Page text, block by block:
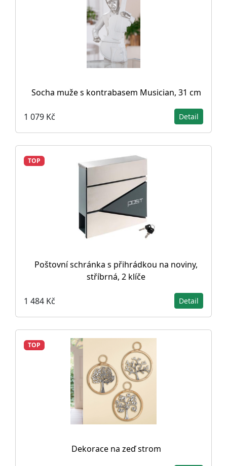
Socha muže s kontrabasem Musician, 31 cm
1 079 Kč Detail
TOP
Poštovní schránka s přihrádkou na noviny,
stříbrná, 2 klíče
1 484 Kč Detail
TOP
Dekorace na zeď strom